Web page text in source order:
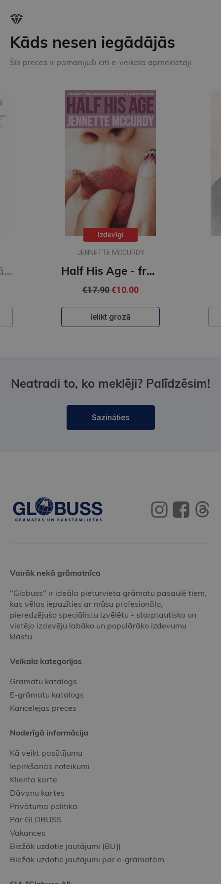
Kāds nesen iegādājās
Šīs preces ir pamanījuši citi e-veikala apmeklētāji
Ultra - pārstrādāta cilvēce
Izdevīgi
JENNETTE MCCURDY
Half His Age - from the author of I'm Glad My Mom Died
€17.90€10.00
Ielikt grozā
Neatradi to, ko meklēji? Palīdzēsim!
Sazināties
Vairāk nekā grāmatnīca
"Globuss" ir ideāla pieturvieta grāmatu pasaulē tiem,
kas vēlas iepazīties ar mūsu profesionālo,
pieredzējušo speciālistu izvēlētu - starptautisko un
vietējo izdevēju labāko un populārāko izdevumu
klāstu.
Veikala kategorijas
Grāmatu katalogs
E-grāmatu katalogs
Kancelejas preces
Noderīgā informācija
Kā veikt pasūtījumu
Iepirkšanās noteikumi
Klienta karte
Dāvanu kartes
Privātuma politika
Par GLOBUSS
Vakances
Biežāk uzdotie jautājumi (BUJ)
Biežāk uzdotie jautājumi par e-grāmatām